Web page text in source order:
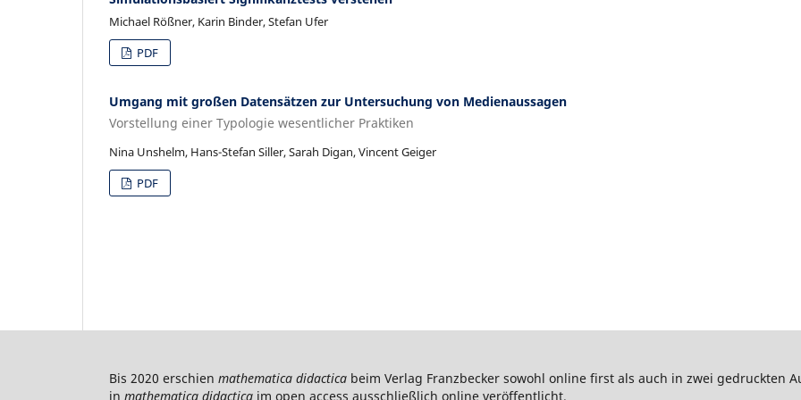
Michael Rößner, Karin Binder, Stefan Ufer
PDF
Umgang mit großen Datensätzen zur Untersuchung von Medienaussagen
Vorstellung einer Typologie wesentlicher Praktiken
Nina Unshelm, Hans-Stefan Siller, Sarah Digan, Vincent Geiger
PDF
Bis 2020 erschien mathematica didactica beim Verlag Franzbecker sowohl online first als auch in zwei gedruckten
in mathematica didactica im open access ausschließlich online veröffentlicht.